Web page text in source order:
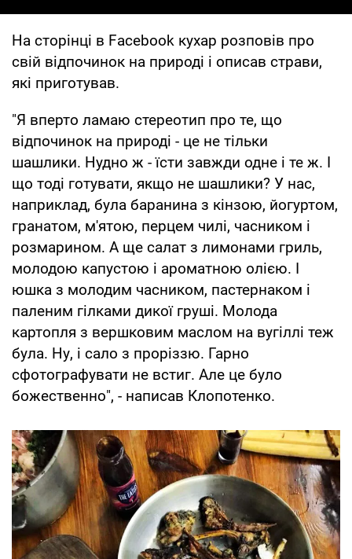
На сторінці в Facebook кухар розповів про
свій відпочинок на природі і описав страви,
які приготував.
"Я вперто ламаю стереотип про те, що
відпочинок на природі - це не тільки
шашлики. Нудно ж - їсти завжди одне і те ж. І
що тоді готувати, якщо не шашлики? У нас,
наприклад, була баранина з кінзою, йогуртом,
гранатом, м'ятою, перцем чилі, часником і
розмарином. А ще салат з лимонами гриль,
молодою капустою і ароматною олією. І
юшка з молодим часником, пастернаком і
паленим гілками дикої груші. Молода
картопля з вершковим маслом на вугіллі теж
була. Ну, і сало з проріззю. Гарно
сфотографувати не встиг. Але це було
божественно", - написав Клопотенко.